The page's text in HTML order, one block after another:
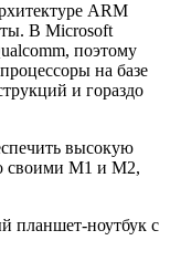
ARM
В Microsoft
поэтому
на базе
и гораздо
высокую
своими M1 и M2,